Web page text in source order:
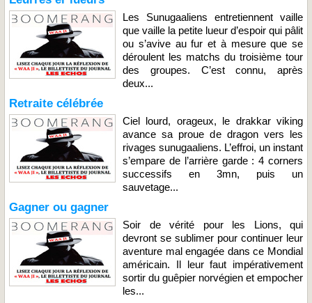
Les Sunugaaliens entretiennent vaille
que vaille la petite lueur d’espoir qui pâlit
ou s’avive au fur et à mesure que se
déroulent les matchs du troisième tour
des groupes. C’est connu, après
deux...
Retraite célébrée
Ciel lourd, orageux, le drakkar viking
avance sa proue de dragon vers les
rivages sunugaaliens. L’effroi, un instant
s’empare de l’arrière garde : 4 corners
successifs en 3mn, puis un
sauvetage...
Gagner ou gagner
Soir de vérité pour les Lions, qui
devront se sublimer pour continuer leur
aventure mal engagée dans ce Mondial
américain. Il leur faut impérativement
sortir du guêpier norvégien et empocher
les...